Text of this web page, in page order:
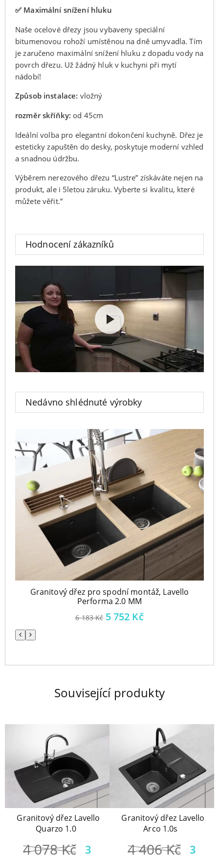
Hodnocení zákazníků
Nedávno shlédnuté výrobky
Granitový dřez pro spodní montáž, Lavello
Performa 2.0 MM
6 183Kč 5 752 Kč
Předchozí
Následující
✅ Maximální snížení hluku
Naše ocelové dřezy jsou vybaveny speciální
bitumenovou rohoží umístěnou na dně umyvadla. Tím
je zaručeno maximální snížení hluku z dopadu vody na
povrch dřezu. Už žádný hluk v kuchyni při mytí
nádobí!
Způsob instalace: vložný
rozměr skříňky: od 45cm
Ideální volba pro elegantní dokončení kuchyně. Dřez je
esteticky zapuštěn do desky, poskytuje moderní vzhled
a snadnou údržbu.
Výběrem nerezového dřezu “Lustre” získáváte nejen na
produkt, ale i 5letou záruku. Vyberte si kvalitu, které
můžete věřit.”
Související produkty
Granitový dřez Lavello
Quarzo 1.0
4 078Kč
3
Granitový dřez Lavello
Arco 1.0s
4 406Kč
3